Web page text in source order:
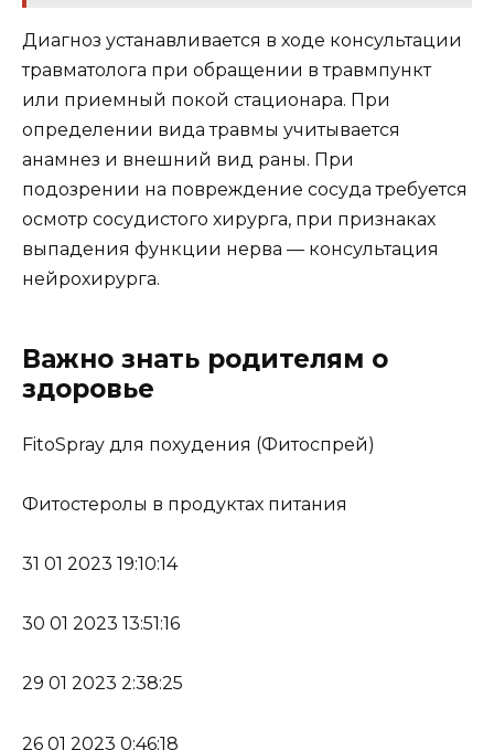
Диагноз устанавливается в ходе консультации
травматолога при обращении в травмпункт
или приемный покой стационара. При
определении вида травмы учитывается
анамнез и внешний вид раны. При
подозрении на повреждение сосуда требуется
осмотр сосудистого хирурга, при признаках
выпадения функции нерва — консультация
нейрохирурга.
Важно знать родителям о
здоровье
FitoSpray для похудения (Фитоспрей)
Фитостеролы в продуктах питания
31 01 2023 19:10:14
30 01 2023 13:51:16
29 01 2023 2:38:25
26 01 2023 0:46:18